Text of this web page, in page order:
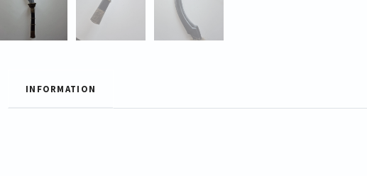
INFORMATION